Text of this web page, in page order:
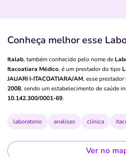
Conheça melhor esse
Italab, também conhecido pelo nome de
Itacoatiara Médico, é um prestador do tipo
JAUARI I-ITACOATIARA/AM, esse
2008, sendo um estabelecimento de saúde
10.142.300/0001-69.
laboratorio analises clinica
Ver no